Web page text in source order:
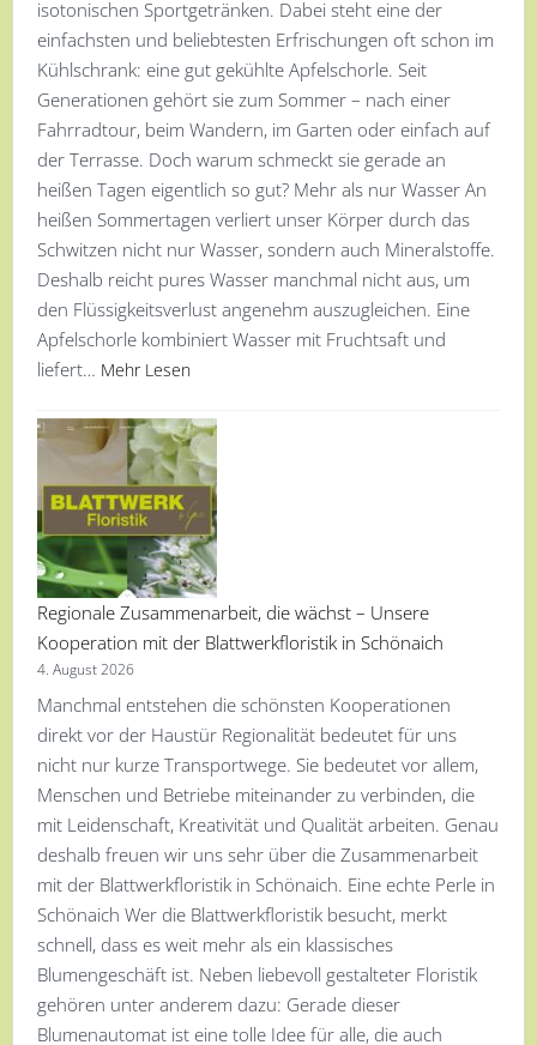
isotonischen Sportgetränken. Dabei steht eine der
einfachsten und beliebtesten Erfrischungen oft schon im
Kühlschrank: eine gut gekühlte Apfelschorle. Seit
Generationen gehört sie zum Sommer – nach einer
Fahrradtour, beim Wandern, im Garten oder einfach auf
der Terrasse. Doch warum schmeckt sie gerade an
heißen Tagen eigentlich so gut? Mehr als nur Wasser An
heißen Sommertagen verliert unser Körper durch das
Schwitzen nicht nur Wasser, sondern auch Mineralstoffe.
Deshalb reicht pures Wasser manchmal nicht aus, um
den Flüssigkeitsverlust angenehm auszugleichen. Eine
Apfelschorle kombiniert Wasser mit Fruchtsaft und
liefert… Mehr Lesen
Regionale Zusammenarbeit, die wächst – Unsere
Kooperation mit der Blattwerkfloristik in Schönaich
4. August 2026
Manchmal entstehen die schönsten Kooperationen
direkt vor der Haustür Regionalität bedeutet für uns
nicht nur kurze Transportwege. Sie bedeutet vor allem,
Menschen und Betriebe miteinander zu verbinden, die
mit Leidenschaft, Kreativität und Qualität arbeiten. Genau
deshalb freuen wir uns sehr über die Zusammenarbeit
mit der Blattwerkfloristik in Schönaich. Eine echte Perle in
Schönaich Wer die Blattwerkfloristik besucht, merkt
schnell, dass es weit mehr als ein klassisches
Blumengeschäft ist. Neben liebevoll gestalteter Floristik
gehören unter anderem dazu: Gerade dieser
Blumenautomat ist eine tolle Idee für alle, die auch